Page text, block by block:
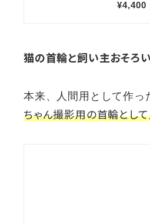
猫の首輪と飼い主おそろい
本来、人間用として作っ
ちゃん撮影用の首輪として